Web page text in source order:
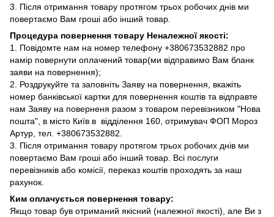
3. Після отримання товару протягом трьох робочих днів ми
повертаємо Вам гроші або інший товар.
Процедура повернення товару Неналежної якості:
1. Повідомте нам на номер телефону +380673532882 про
намір повернути оплачений товар(ми відправимо Вам бланк
заяви на повернення);
2. Роздрукуйте та заповніть Заяву на повернення, вкажіть
номер банківської картки для повернення коштів та відправте
нам Заяву на поверненя разом з товаром перевізником "Нова
пошта", в місто Київ в відділення 160, отримувач ФОП Мороз
Артур, тел. +380673532882.
3. Після отримання товару протягом трьох робочих днів ми
повертаємо Вам гроші або інший товар. Всі послуги
перевізників або комісії, переказ коштів проходять за наш
рахунок.
Ким оплачується повернення товару:
Якщо товар був отриманий якісний (належної якості), але Ви з